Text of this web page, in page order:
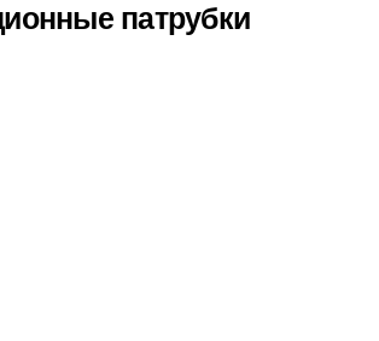
патрубки